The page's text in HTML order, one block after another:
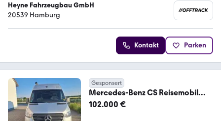
Heyne Fahrzeugbau GmbH
20539 Hamburg
Kontakt Parken
Gesponsert
Mercedes-Benz CS Reisemobil
Encanto Motor 3,0 l V6
102.000 €